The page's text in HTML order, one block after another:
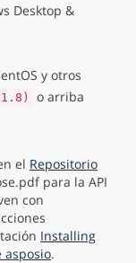
Desktop &
y otros
o arriba
el Repositorio
para la API
con
Installing
asposio.